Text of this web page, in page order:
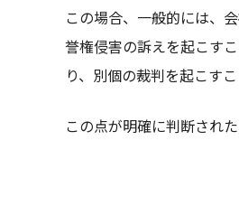
この場合、一般的には、
誉権侵害の訴えを起こす
り、別個の裁判を起こすこ
この点が明確に判断され